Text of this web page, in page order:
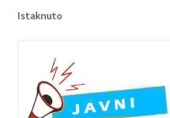
Istaknuto